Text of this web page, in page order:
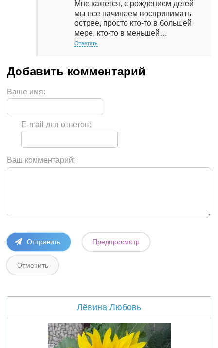
Мне кажется, с рождением детей
мы все начинаем воспринимать
острее, просто кто-то в большей
мере, кто-то в меньшей…
Ответить
Ваше имя:
E-mail для ответов:
Ваш комментарий:
Лёвина Любовь